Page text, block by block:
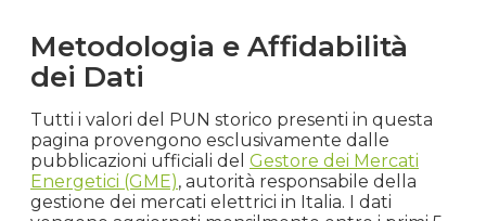
2018
€ 0.053 € 53.48 +8.3%
2018
€ 0.049 € 49.39 -13.2%
Marzo
2018
€ 0.057 € 56.91 -0.2%
Metodologia e Affidabilità
dei Dati
Tutti i valori del PUN storico presenti in questa
pagina provengono esclusivamente dalle
pubblicazioni ufficiali del Gestore dei Mercati
Energetici (GME), autorità responsabile della
gestione dei mercati elettrici in Italia. I dati